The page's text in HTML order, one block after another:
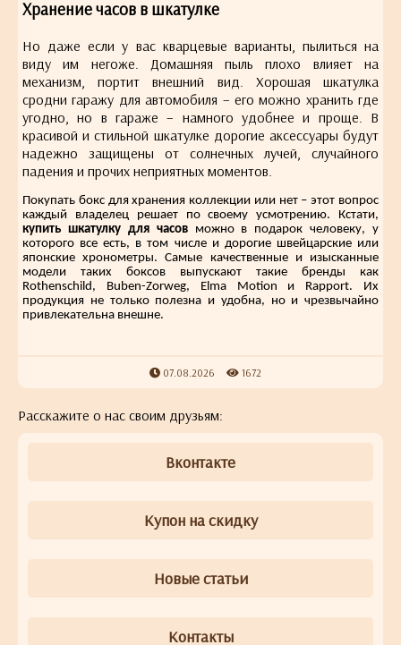
Хранение часов в шкатулке
Но даже если у вас кварцевые варианты, пылиться на
виду им негоже. Домашняя пыль плохо влияет на
механизм, портит внешний вид. Хорошая шкатулка
сродни гаражу для автомобиля – его можно хранить где
угодно, но в гараже – намного удобнее и проще. В
красивой и стильной шкатулке дорогие аксессуары будут
надежно защищены от солнечных лучей, случайного
падения и прочих неприятных моментов.
Покупать бокс для хранения коллекции или нет – этот вопрос
каждый владелец решает по своему усмотрению. Кстати,
купить шкатулку для часовможно в подарок человеку, у
которого все есть, в том числе и дорогие швейцарские или
японские хронометры. Самые качественные и изысканные
модели таких боксов выпускают такие бренды как
Rothenschild, Buben-Zorweg, Elma Motion и Rapport. Их
продукция не только полезна и удобна, но и чрезвычайно
привлекательна внешне.
07.08.2026 1672
Расскажите о нас своим друзьям:
Вконтакте
Купон на скидку
Новые статьи
Контакты